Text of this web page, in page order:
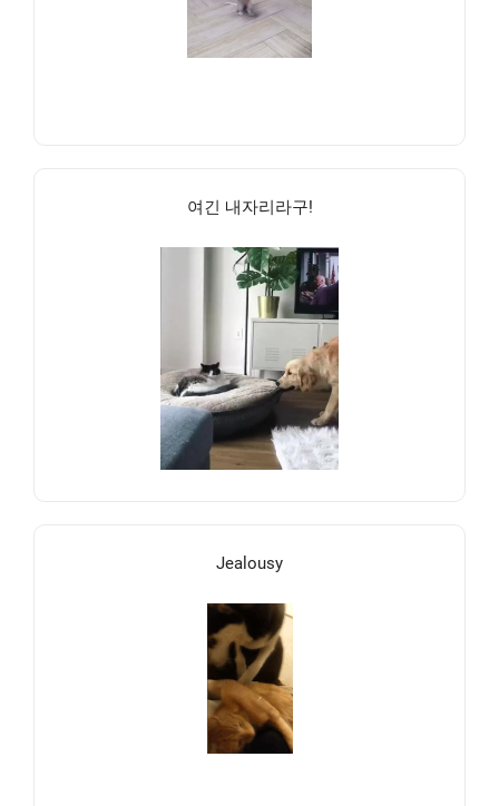
여긴 내자리라구!
Jealousy